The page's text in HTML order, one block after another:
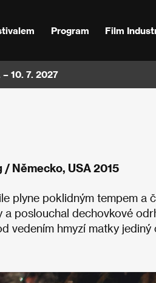
Program Film
10. 7. 2027
/ Německo, USA 2015
plyne poklidným tempem a
a poslouchal dechovkové
vedením hmyzí matky jediný